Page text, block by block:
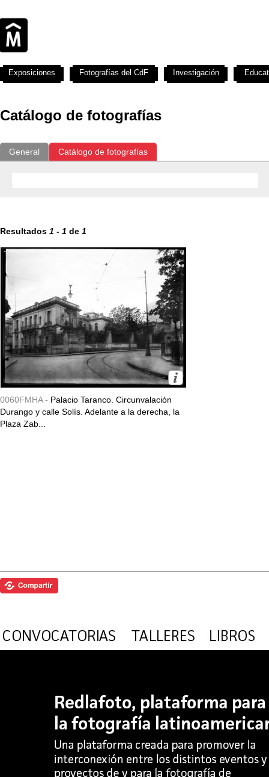
Catálogo de fotografías
General Catálogo de fotografías
Resultados 1 - 1 de 1
0060FMHA - Palacio Taranco. Circunvalación
Durango y calle Solís. Adelante a la derecha, la
Plaza Zab...
Exposiciones Fotografías del CdF Investigación